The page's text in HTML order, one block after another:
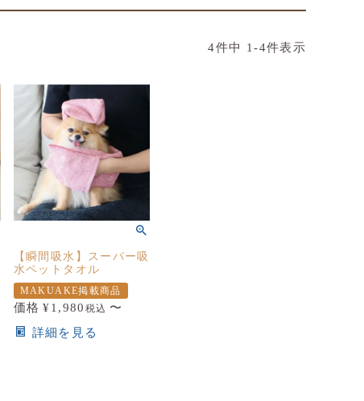
4件中 1-4件表示
【瞬間吸水】スーパー吸
水ペットタオル
MAKUAKE掲載商品
価格 ¥1,980 税込 〜
詳細を見る